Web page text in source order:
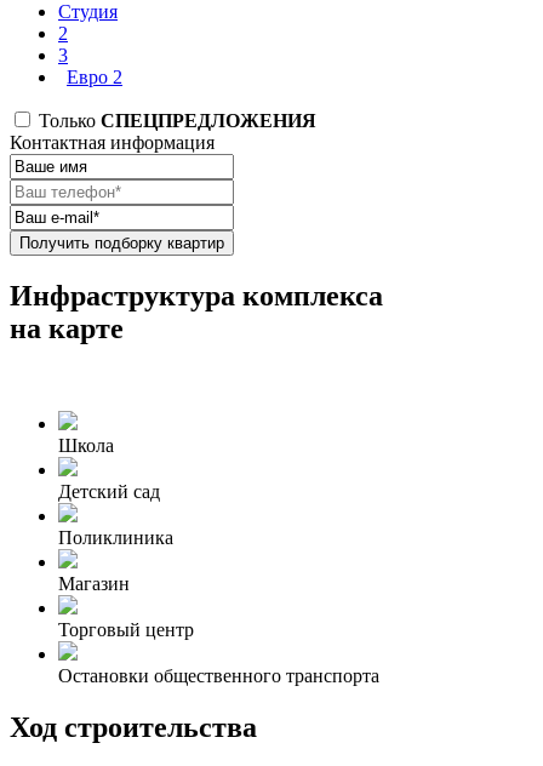
Студия
2
3
Евро 2
Только СПЕЦПРЕДЛОЖЕНИЯ
Контактная информация
Получить подборку квартир
Инфраструктура комплекса
на карте
Школа
Детский сад
Поликлиника
Магазин
Торговый центр
Остановки общественного транспорта
Ход строительства